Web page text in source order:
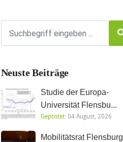
Neuste Beiträge
Studie der Europa-
Universität Flensbu...
Gepostet:04 August, 2026
Mobilitätsrat Flensburg